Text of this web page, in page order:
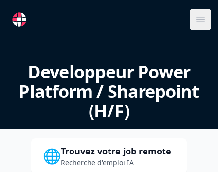
RemoteFR
Developpeur Power
Platform / Sharepoint
(H/F)
🌐Trouvez votre job remote
Recherche d'emploi IA